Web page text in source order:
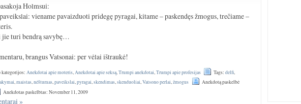
Holmsui:
viename pavaizduoti pridegę pyragai, kitame – paskendęs žmogus, trečiame –
jie turi bendrą savybę…
brangus Vatsonai: per vėlai ištraukė!
kategorijos:Anekdotai apie moteris,Anekdotai apie seksą,Trumpi anekdotai,Trumpi apie profesijas Tags:delfi,
,maistas,nėštumas,paveikslai,pyragai,skendimas,skenduoliai,Vatsono perlai,žmogus
Anekdotą paskelbė
Anekdotas paskelbtas: November 11, 2009
»